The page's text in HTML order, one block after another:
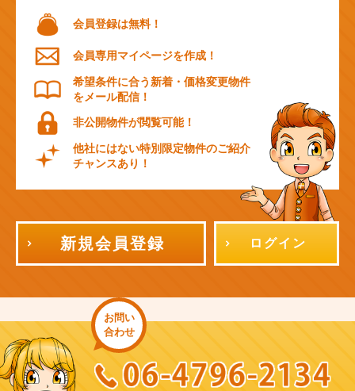
会員登録は無料！
会員専用マイページを作成！
希望条件に合う新着・価格変更物件
をメール配信！
非公開物件が閲覧可能！
他社にはない特別限定物件のご紹介
チャンスあり！
新規会員登録 ログイン
お問い
合わせ